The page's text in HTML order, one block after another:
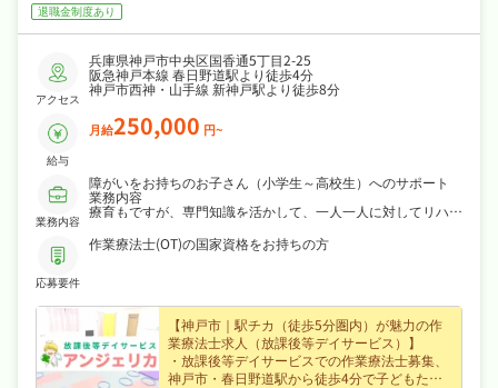
退職金制度あり
アクセス
兵庫県神戸市中央区国香通5丁目2-25
阪急神戸本線 春日野道駅より徒歩4分
神戸市西神・山手線 新神戸駅より徒歩8分
給与
月給250,000 円~
業務内容
障がいをお持ちのお子さん（小学生～高校生）へのサポート
業務内容
療育もですが、専門知識を活かして、一人一人に対してリハビ
今までのご経験を活かして子供たちと触れ合ってみませんか～
応募要件
作業療法士(OT)の国家資格をお持ちの方
【神戸市｜駅チカ（徒歩5分圏内）が魅力の作
業療法士求人（放課後等デイサービス）】
・放課後等デイサービスでの作業療法士募集、
神戸市・春日野道駅から徒歩4分で子どもたち